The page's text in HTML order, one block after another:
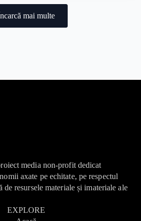
mai multe
media non-profit dedicat
axate pe echitate, pe respectul
de resursele materiale și imateriale ale
EXPLORE